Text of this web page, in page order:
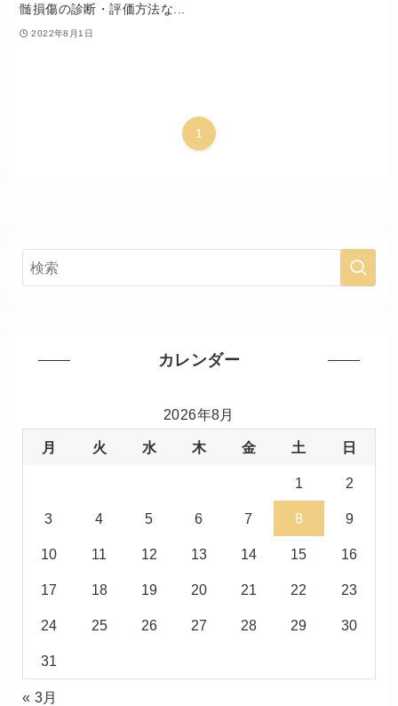
髄損傷の診断・評価方法な...
2022年8月1日
1
カレンダー
2026年8月
月 火 水 木 金 土 日
1 2
3 4 5 6 7 8 9
10 11 12 13 14 15 16
17 18 19 20 21 22 23
24 25 26 27 28 29 30
31
« 3月